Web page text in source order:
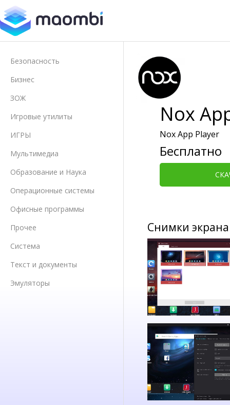
Безопасность
Бизнес
ЗОЖ
Игровые утилиты
ИГРЫ
Мультимедиа
Образование и Наука
Операционные системы
Офисные программы
Прочее
Система
Текст и документы
Эмуляторы
Nox
Nox App Player
Бесплатно
Снимки экрана